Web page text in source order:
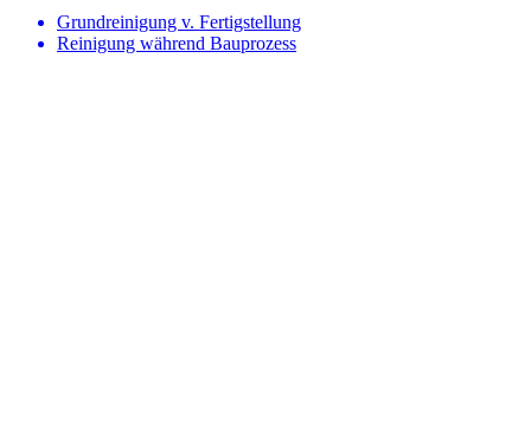
Grundreinigung v. Fertigstellung
Reinigung während Bauprozess